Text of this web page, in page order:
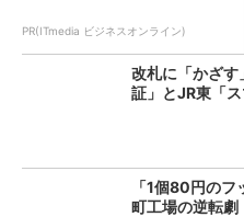
PR(ITmedia ビジネスオンライン)
改札に「かざ
証」とJR東「
「1個80円の
町工場の逆転